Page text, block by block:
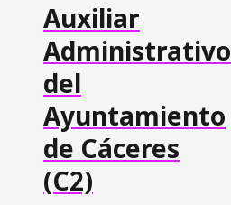
Auxiliar
Administrativo
del
Ayuntamiento
de Cáceres
(C2)